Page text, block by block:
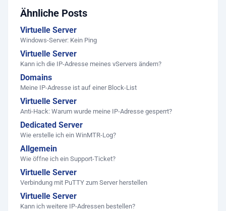
Ähnliche Posts
Virtuelle Server
Windows-Server: Kein Ping
Virtuelle Server
Kann ich die IP-Adresse meines vServers ändern?
Domains
Meine IP-Adresse ist auf einer Block-List
Virtuelle Server
Anti-Hack: Warum wurde meine IP-Adresse gesperrt?
Dedicated Server
Wie erstelle ich ein WinMTR-Log?
Allgemein
Wie öffne ich ein Support-Ticket?
Virtuelle Server
Verbindung mit PuTTY zum Server herstellen
Virtuelle Server
Kann ich weitere IP-Adressen bestellen?